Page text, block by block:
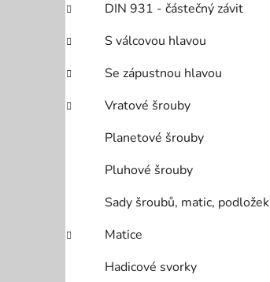
DIN 931 - částečný závit
S válcovou hlavou
Se zápustnou hlavou
Vratové šrouby
Planetové šrouby
Pluhové šrouby
Sady šroubů, matic, podložek
Matice
Hadicové svorky